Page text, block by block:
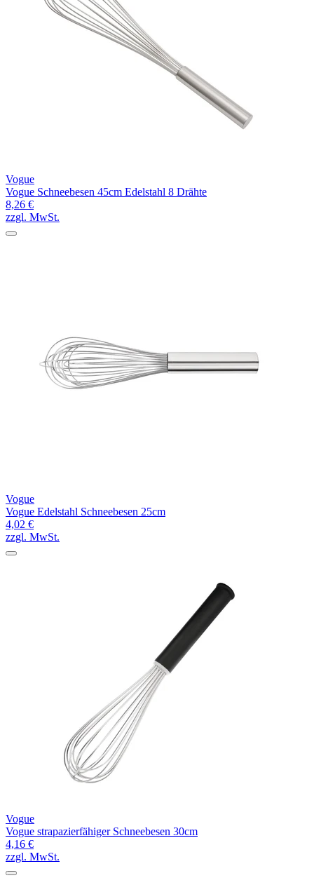
Vogue
Vogue Schneebesen 45cm Edelstahl 8 Drähte
8,26 €
zzgl. MwSt.
Vogue
Vogue Edelstahl Schneebesen 25cm
4,02 €
zzgl. MwSt.
Vogue
Vogue strapazierfähiger Schneebesen 30cm
4,16 €
zzgl. MwSt.